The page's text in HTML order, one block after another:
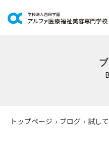
トップページ › ブログ › 試し